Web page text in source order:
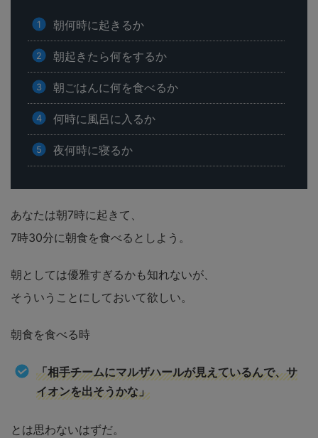
朝何時に起きるか
朝起きたら何をするか
朝ごはんに何を食べるか
何時に風呂に入るか
夜何時に寝るか
あなたは朝7時に起きて、
7時30分に朝食を食べるとしよう。
朝としては優雅すぎるかも知れないが、
そういうことにしておいて欲しい。
朝食を食べる時
「相手チームにマルザハールが見えているんで、サ
イオンを出そうかな」
とは思わないはずだ。